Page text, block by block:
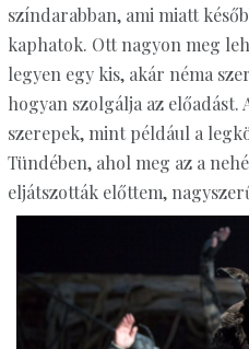
színdarabban, ami miatt
kaphatok. Ott nagyon meg
legyen egy kis, akár néma
hogyan szolgálja az előadást.
szerepek, mint például a
Tündében, ahol meg az a
eljátszották előttem,